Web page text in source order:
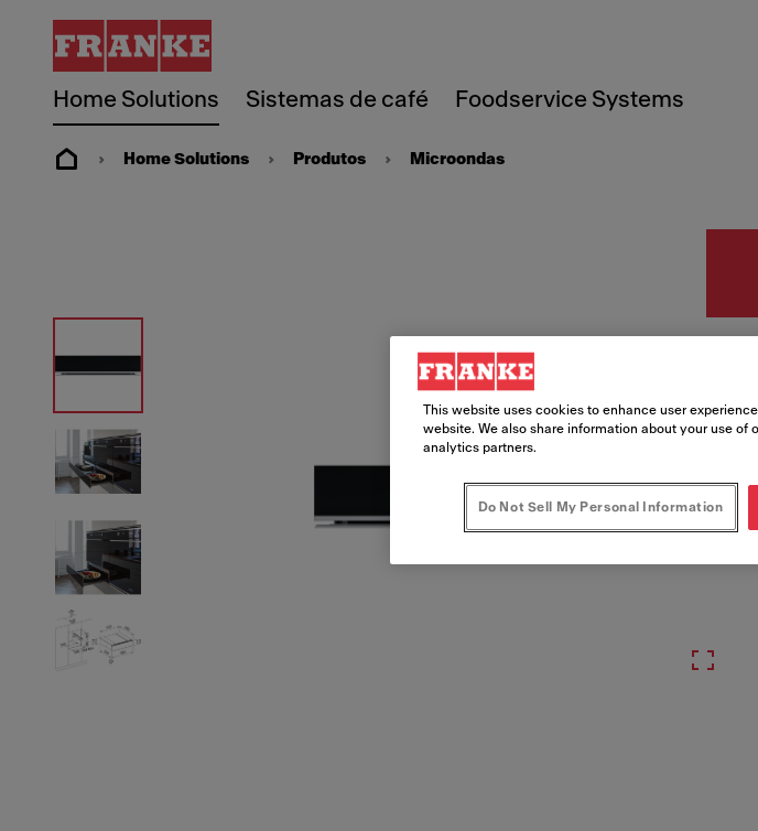
Home Solutions Sistemas de café Foodservice Systems
Home Solutions Produtos Microondas
This website uses cookies to enhance user
website. We also share information about your use of
analytics partners.
Do Not Sell My Personal Information